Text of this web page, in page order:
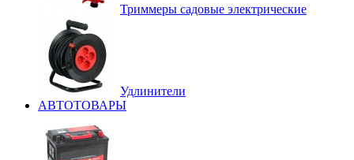
Триммеры садовые электрические
Удлинители
АВТОТОВАРЫ